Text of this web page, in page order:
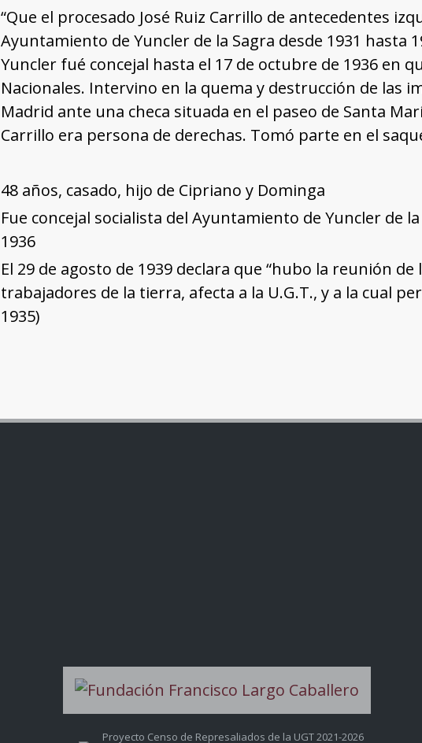
“Que el procesado José Ruiz Carrillo de antecedentes
Ayuntamiento de Yuncler de la Sagra desde 1931
Yuncler fué concejal hasta el 17 de octubre de 1936 en
Nacionales. Intervino en la quema y destrucción de las
Madrid ante una checa situada en el paseo de Santa
Carrillo era persona de derechas. Tomó parte en el
48 años, casado, hijo de Cipriano y Dominga
Fue concejal socialista del Ayuntamiento de Yuncler de
1936
El 29 de agosto de 1939 declara que “hubo la reunión
trabajadores de la tierra, afecta a la U.G.T., y a la cual
1935)
Proyecto Censo de Represaliados de la UGT 2021-2026